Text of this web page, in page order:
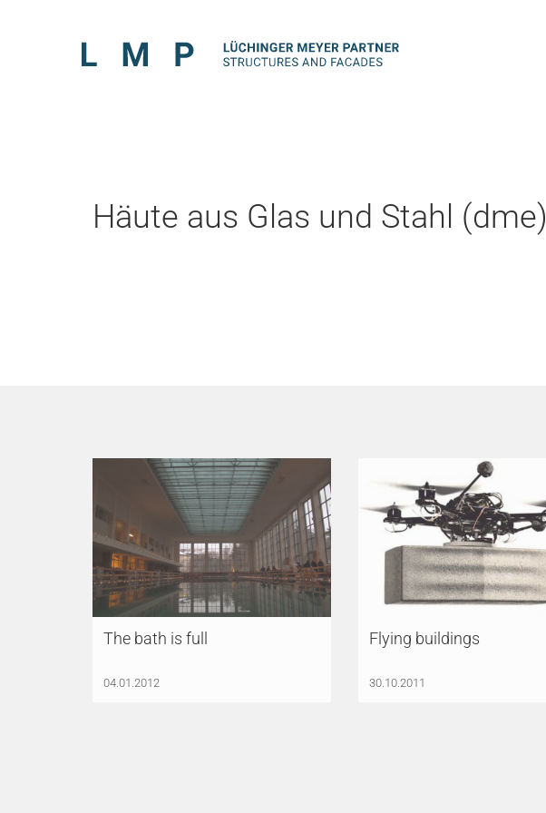
Häute aus Glas und Stahl (dme)
The bath is full
04.01.2012
Flying buildings
30.10.2011